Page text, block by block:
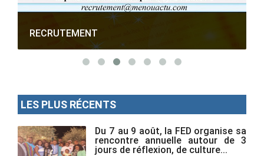
RECRUTEMENT
LES PLUS RÉCENTS
Du 7 au 9 août, la FED organise sa
rencontre annuelle autour de 3
jours de réflexion, de culture...